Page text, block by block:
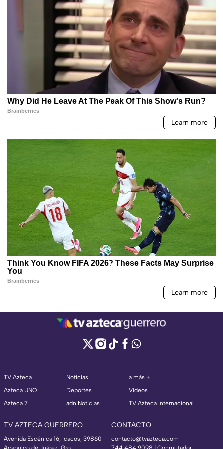
TV Azteca
Azteca UNO
Azteca 7
Noticias
Deportes
adn Noticias
a más +
Videos
TV Azteca Internacional
TV AZTECA GUERRERO
Avenida Escénica 16, Icacos, 39860
CONTACTO
contacto@tvazteca.com